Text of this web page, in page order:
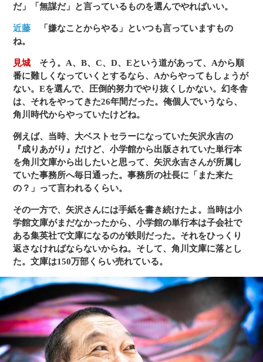
だ」「無謀だ」と言っているものを選んでやればいい。
近藤 「嫌なことからやる」といつも言っていますもの
ね。
見城 そう。A、B、C、D、Eという道があって、Aから順
番に難しくなっていくとするなら、Aからやってもしょうが
ない。Eを選んで、圧倒的努力でやり抜くしかない。幻冬舎
は、それをやってきた26年間だった。俺個人でいうなら、
角川時代からやっていたけどね。
例えば、当時、大ベストセラーになっていた矢沢永吉の
『成りあがり』だけど、小学館から出版されていた単行本
を角川文庫から出したいと思って、矢沢永吉さんが所属し
ていた事務所へ毎日通った。事務所の社長に「また来た
の？」って言われるくらい。
その一方で、矢沢さんには手紙を書き続けたよ。当時は小
学館文庫がまだなかったから、小学館の単行本は子会社で
ある集英社で文庫になるのが鉄則だった。それをひっくり
返さなければならないからね。そして、角川文庫に落とし
た。文庫は150万部くらい売れている。